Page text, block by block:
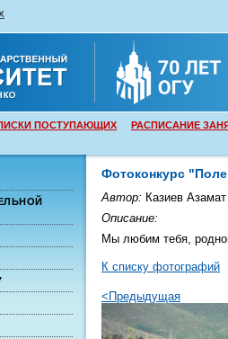
ПОСТУПАЮЩИХ
РАСПИСАНИЕ
Фотоконкурс
Автор: Казиев Азамат
Описание:
Мы любим тебя,
К списку фотографий
<Предыдущая